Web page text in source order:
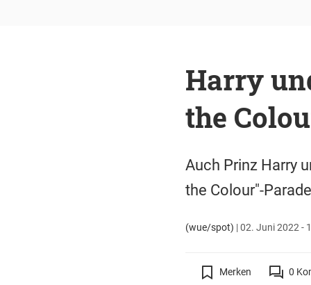
Harry
the
Auch Prinz Harry
the Colour"-
(wue/spot) |02. Juni 2022 -
Merken 0